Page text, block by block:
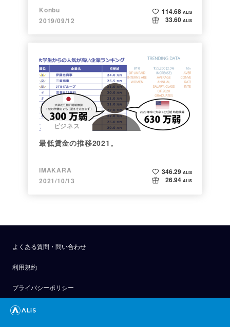
調べてみた
Konbu
2019/09/12
114.68 ALIS
33.60 ALIS
ビジネス
最低賃金の推移2021。
IMAKARA
2021/10/13
346.29 ALIS
26.94 ALIS
よくある質問・問い合わせ
利用規約
プライバシーポリシー
公式アナウンス